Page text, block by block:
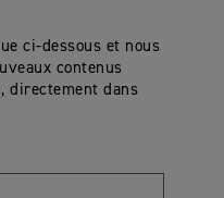
ci-dessous et nous
contenus
directement dans